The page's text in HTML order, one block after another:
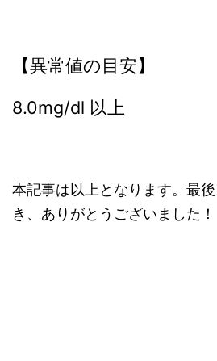
【異常値の目安】
8.0mg/dl 以上
本記事は以上となります。最
き、ありがとうございました！